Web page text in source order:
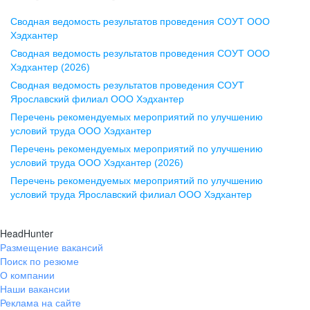
Воронеж
ул. Комиссаржевской, д. 10,
офис 1212
+7 473 280-05-05
pr@vrn.hh.ru
ул. Спартаковская, д. 2А, этаж 3,
помещение 15
+7 843 212-12-50
Екатеринбург
ул. Боевых Дружин, стр. 20,
+7 343 226-79-99
Сводная ведомость результатов проведения СОУТ ООО
Хэдхантер
Сводная ведомость результатов проведения СОУТ ООО
Хэдхантер (2026)
Сводная ведомость результатов проведения СОУТ
Ярославский филиал ООО Хэдхантер
Перечень рекомендуемых мероприятий по улучшению
условий труда ООО Хэдхантер
Перечень рекомендуемых мероприятий по улучшению
условий труда ООО Хэдхантер (2026)
Перечень рекомендуемых мероприятий по улучшению
условий труда Ярославский филиал ООО Хэдхантер
HeadHunter
Размещение вакансий
Поиск по резюме
О компании
Наши вакансии
Реклама на сайте